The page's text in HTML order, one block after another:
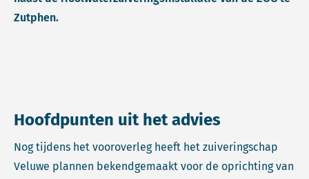
Zutphen.
Hoofdpunten uit het advies
Nog tijdens het vooroverleg heeft het zuiveringschap
Veluwe plannen bekendgemaakt voor de oprichting van